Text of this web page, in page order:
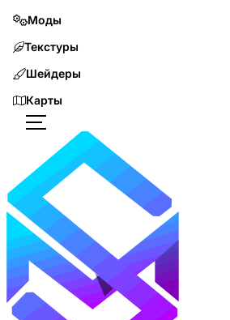
Моды
Текстуры
Шейдеры
Карты